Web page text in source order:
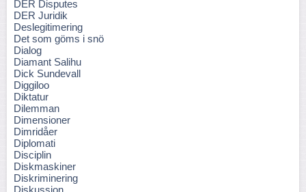
DER Disputes
DER Juridik
Deslegitimering
Det som göms i snö
Dialog
Diamant Salihu
Dick Sundevall
Diggiloo
Diktatur
Dilemman
Dimensioner
Dimridåer
Diplomati
Disciplin
Diskmaskiner
Diskriminering
Diskussion